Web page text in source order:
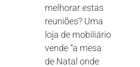
melhorar estas
reuniões? Uma
loja de mobiliário
vende “a mesa
de Natal onde